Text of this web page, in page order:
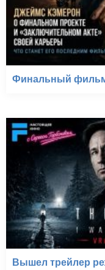
Финальный
Вышел трейлер